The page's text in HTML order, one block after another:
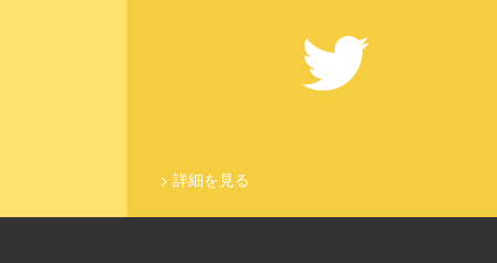
> 詳細を見る